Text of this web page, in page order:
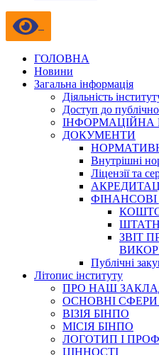
ГОЛОВНА
Новини
Загальна інформація
Діяльність
Доступ до
ІНФОРМАЦІЙНА
ДОКУМЕНТИ
Внутрішні
Ліцензії та
ЗВІТ
Публічні
Літопис інституту
ПРО НАШ
ОСНОВНІ СФЕРИ
ВІЗІЯ БІНПО
МІСІЯ БІНПО
ЛОГОТИП І
ЦІННОСТІ